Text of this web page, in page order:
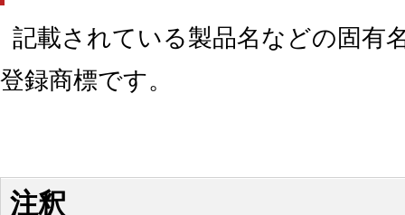
記載されている製品名などの固有
登録商標です。
注釈